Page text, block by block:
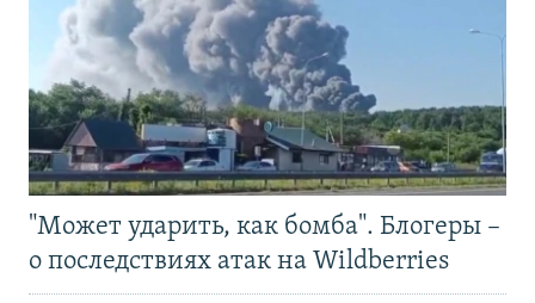
"Может ударить, как бомба". Блогеры –
о последствиях атак на Wildberries